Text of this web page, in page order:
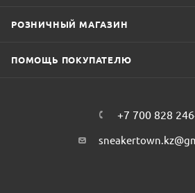
РОЗНИЧНЫЙ МАГАЗИН
ПОМОЩЬ ПОКУПАТЕЛЮ
+7 700 828